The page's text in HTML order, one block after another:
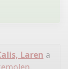
Laren a